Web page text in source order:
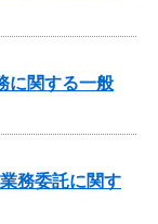
に関する一般
務委託に関す